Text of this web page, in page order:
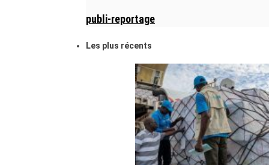
publi-reportage
Les plus récents